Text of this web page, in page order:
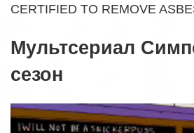
CERTIFIED TO REMOVE
Мультсериал
сезон